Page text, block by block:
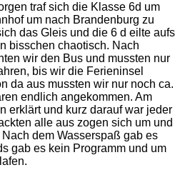
traf sich die Klasse 6d um
um nach Brandenburg zu
das Gleis und die 6 d eilte aufs
bisschen chaotisch. Nach
wir den Bus und mussten nur
bis wir die Ferieninsel
da aus mussten wir nur noch ca.
endlich angekommen. Am
erklärt und kurz darauf war jeder
alle aus zogen sich um und
dem Wasserspaß gab es
gab es kein Programm und um